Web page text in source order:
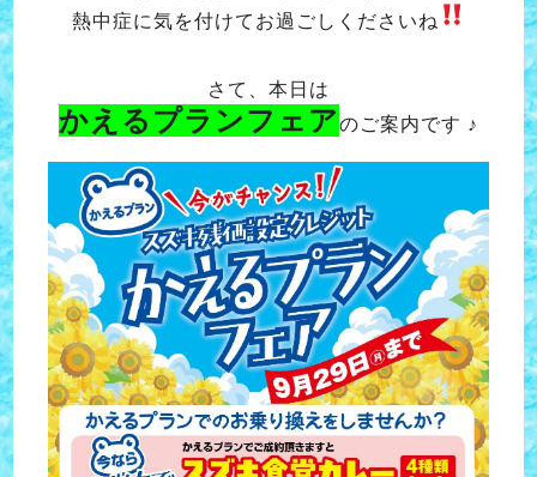
熱中症に気を付けてお過ごしくださいね
さて、本日は
かえるプランフェアのご案内です ♪